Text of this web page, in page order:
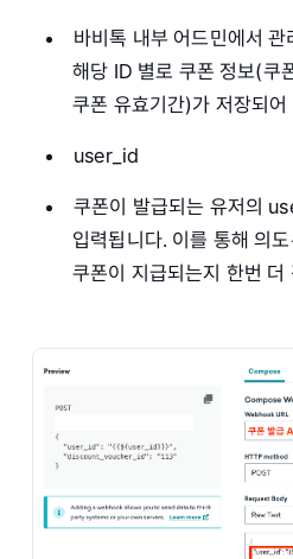
바비톡 내부 어드민에서
해당 ID 별로 쿠폰 정보(쿠
쿠폰 유효기간)가 저장되어
user_id
쿠폰이 발급되는 유저의
입력됩니다. 이를 통해 의
쿠폰이 지급되는지 한번 더